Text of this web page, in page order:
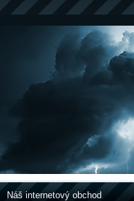
Náš internetový obchod